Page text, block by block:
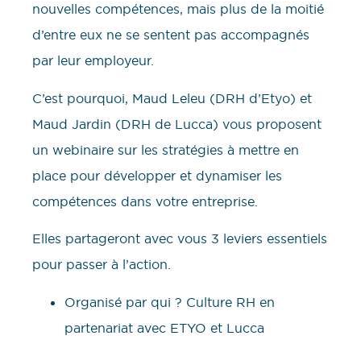
nouvelles compétences, mais plus de la moitié
d’entre eux ne se sentent pas accompagnés
par leur employeur.
C’est pourquoi, Maud Leleu (DRH d’Etyo) et
Maud Jardin (DRH de Lucca) vous proposent
un webinaire sur les stratégies à mettre en
place pour développer et dynamiser les
compétences dans votre entreprise.
Elles partageront avec vous 3 leviers essentiels
pour passer à l’action.
Organisé par qui ? Culture RH en
partenariat avec ETYO et Lucca